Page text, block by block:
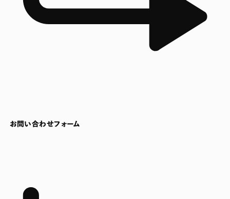
お問い合わせフォーム